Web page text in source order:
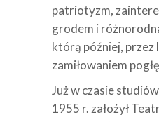
patriotyzm,
grodem i
którą później, przez
zamiłowaniem
Już w czasie
1955 r. założył